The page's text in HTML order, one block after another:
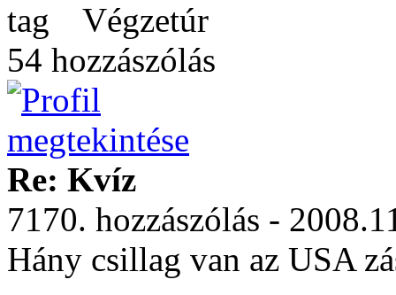
Végzetúr
54 hozzászólás
Re: Kvíz
7170. hozzászólás -
Hány csillag van az USA